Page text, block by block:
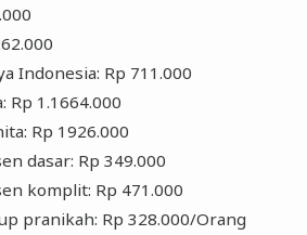
Indonesia: Rp 711.000
1.1664.000
Rp 1926.000
dasar: Rp 349.000
komplit: Rp 471.000
pranikah: Rp 328.000/Orang